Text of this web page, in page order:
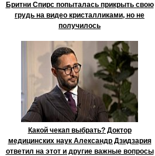
Бритни Спирс попыталась прикрыть свою
грудь на видео кристалликами, но не
получилось
Какой чекап выбрать? Доктор
медицинских наук Александр Дзидзария
ответил на этот и другие важные вопросы